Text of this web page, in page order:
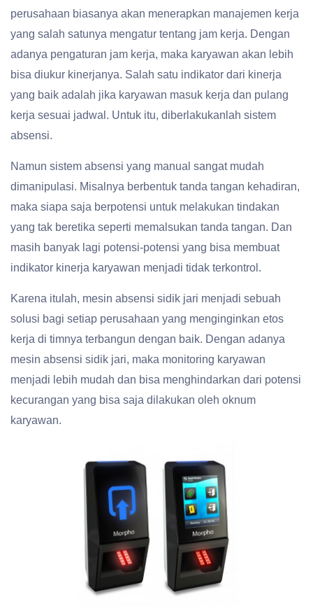
perusahaan biasanya akan menerapkan manajemen kerja
yang salah satunya mengatur tentang jam kerja. Dengan
adanya pengaturan jam kerja, maka karyawan akan lebih
bisa diukur kinerjanya. Salah satu indikator dari kinerja
yang baik adalah jika karyawan masuk kerja dan pulang
kerja sesuai jadwal. Untuk itu, diberlakukanlah sistem
absensi.
Namun sistem absensi yang manual sangat mudah
dimanipulasi. Misalnya berbentuk tanda tangan kehadiran,
maka siapa saja berpotensi untuk melakukan tindakan
yang tak beretika seperti memalsukan tanda tangan. Dan
masih banyak lagi potensi-potensi yang bisa membuat
indikator kinerja karyawan menjadi tidak terkontrol.
Karena itulah, mesin absensi sidik jari menjadi sebuah
solusi bagi setiap perusahaan yang menginginkan etos
kerja di timnya terbangun dengan baik. Dengan adanya
mesin absensi sidik jari, maka monitoring karyawan
menjadi lebih mudah dan bisa menghindarkan dari potensi
kecurangan yang bisa saja dilakukan oleh oknum
karyawan.